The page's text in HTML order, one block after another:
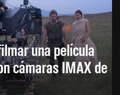
una película
cámaras IMAX de